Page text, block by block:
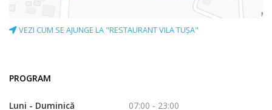
VEZI CUM SE AJUNGE LA "RESTAURANT VILA TUȘA"
PROGRAM
Luni - Duminică 07:00 - 23:00